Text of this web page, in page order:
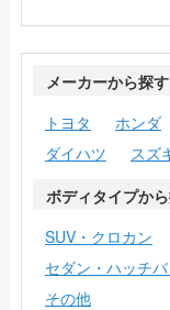
メーカーから探す
トヨタ
ホンダ
ダイハツ
スズ
ボディタイプか
SUV・クロカン
セダン・ハッチ
その他